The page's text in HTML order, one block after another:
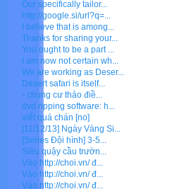
Our specifically tailor...
http://google.si/url?q=...
I believe that is among...
Thanks for sharing your...
You ought to be a part ...
I am now not certain wh...
We are working as Deser...
Desert safari is itself...
- chung cư thảo điề...
dvd ripping software: h...
viết quá chán [no]
[11/12/13] Ngày Vàng Si...
[Series Đội hình] 3-5...
Siêu quậy cầu trườn...
Vào http://choi.vn/ đ...
Vào http://choi.vn/ đ...
Vào http://choi.vn/ đ...